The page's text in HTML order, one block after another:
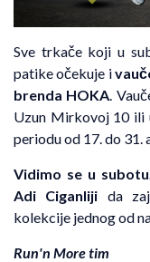
Sve trkače koji u
patike očekuje i
brenda HOKA.
Uzun Mirkovoj 10 ili
periodu od 17. do 31.
Vidimo se u
Adi Ciganliji da
kolekcije jednog od
Run'n More tim